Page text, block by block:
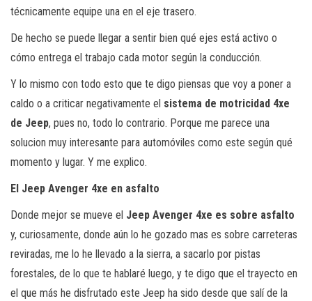
técnicamente equipe una en el eje trasero.
De hecho se puede llegar a sentir bien qué ejes está activo o
cómo entrega el trabajo cada motor según la conducción.
Y lo mismo con todo esto que te digo piensas que voy a poner a
caldo o a criticar negativamente el sistema de motricidad 4xe
de Jeep, pues no, todo lo contrario. Porque me parece una
solucion muy interesante para automóviles como este según qué
momento y lugar. Y me explico.
El Jeep Avenger 4xe en asfalto
Donde mejor se mueve el Jeep Avenger 4xe es sobre asfalto
y, curiosamente, donde aún lo he gozado mas es sobre carreteras
reviradas, me lo he llevado a la sierra, a sacarlo por pistas
forestales, de lo que te hablaré luego, y te digo que el trayecto en
el que más he disfrutado este Jeep ha sido desde que salí de la